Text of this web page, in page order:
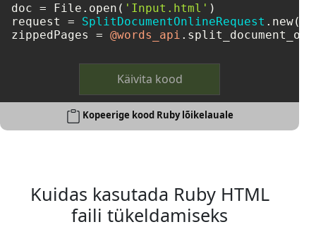
doc = File.open( 'Input.html' )
request = SplitDocumentOnlineRequest .new(
zippedPages = @words_api
Käivita kood
Kopeerige kood Ruby lõikelauale
Kuidas kasutada Ruby HTML
faili tükeldamiseks